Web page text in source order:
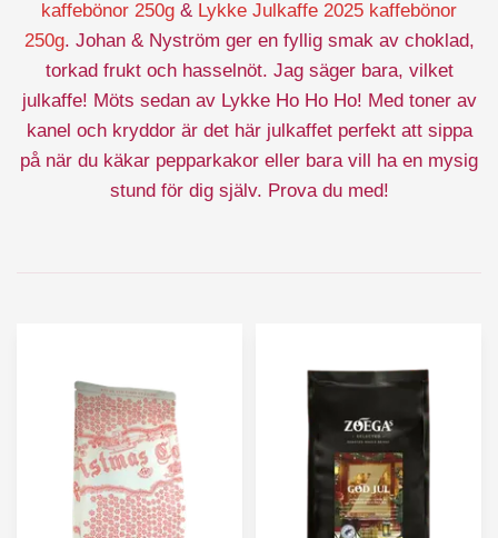
kaffebönor 250g & Lykke Julkaffe 2025 kaffebönor
250g. Johan & Nyström ger en fyllig smak av choklad,
torkad frukt och hasselnöt. Jag säger bara, vilket
julkaffe! Möts sedan av Lykke Ho Ho Ho! Med toner av
kanel och kryddor är det här julkaffet perfekt att sippa
på när du käkar pepparkakor eller bara vill ha en mysig
stund för dig själv. Prova du med!